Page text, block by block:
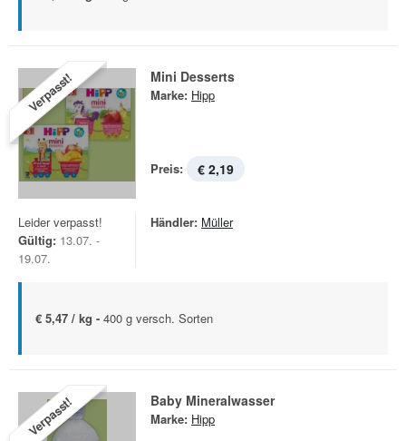
Verpasst! Mini Desserts
Marke: Hipp
Preis: € 2,19
Leider verpasst!
Gültig: 13.07. -
19.07.
Händler: Müller
€ 5,47 / kg - 400 g versch. Sorten
Verpasst! Baby Mineralwasser
Marke: Hipp